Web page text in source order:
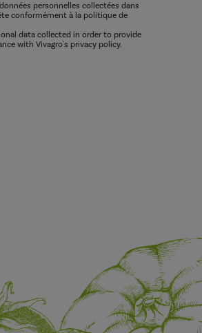
personnelles collectées dans
conformément à la politique de
data collected in order to provide
with Vivagro's privacy policy.